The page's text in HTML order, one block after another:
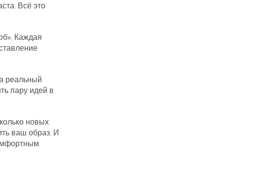
Всё это
Каждая
реальный
пару идей в
новых
ваш образ. И